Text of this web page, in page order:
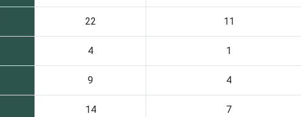
22 11
4 1
9 4
14 7